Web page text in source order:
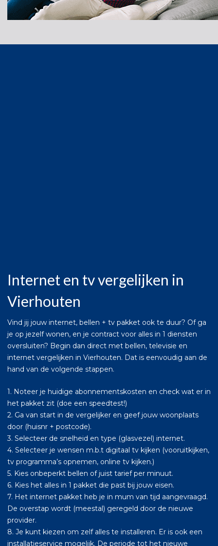
Internet en tv vergelijken in
Vierhouten
Vind jij jouw internet, bellen + tv pakket ook te duur? Of ga
je op jezelf wonen, en je contract voor alles in 1 diensten
oversluiten? Begin dan direct met bellen, televisie en
internet vergelijken in Vierhouten. Dat is eenvoudig aan de
hand van de volgende stappen.
1. Noteer je huidige abonnementskosten en check wat er in
het pakket zit (doe een speedtest!)
2. Ga van start in de vergelijker en geef jouw woonplaats
door (huisnr + postcode).
3. Selecteer de snelheid en type (glasvezel) internet.
4. Selecteer je wensen m.b.t digitaal tv kijken (vooruitkijken,
tv programma’s opnemen, online tv kijken.)
5. Kies onbeperkt bellen of juist tarief per minuut.
6. Kies het alles in 1 pakket die past bij jouw eisen.
7. Het internet pakket heb je in mum van tijd aangevraagd.
De overstap wordt (meestal) geregeld door de nieuwe
provider.
8. Je kunt kiezen om zelf alles te installeren. Er is ook een
installatieservice mogelijk. De periode tot het nieuwe